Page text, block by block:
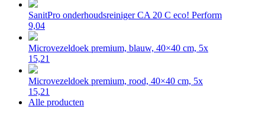
SanitPro onderhoudsreiniger CA 20 C eco! Perform
9,04
Microvezeldoek premium, blauw, 40×40 cm, 5x
15,21
Microvezeldoek premium, rood, 40×40 cm, 5x
15,21
Alle producten